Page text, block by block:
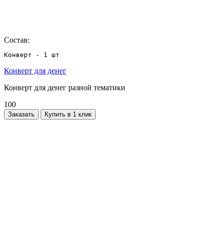
Состав:
Конверт - 1 шт
Конверт для денег
Конверт для денег разной тематики
100
Заказать Купить в 1 клик